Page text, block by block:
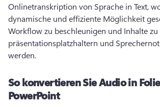
Onlinetranskription von Sprache in Text,
dynamische und effiziente Möglichkeit
Workflow zu beschleunigen und Inhalte
präsentationsplatzhaltern und
werden.
So konvertieren Sie Audio in
PowerPoint